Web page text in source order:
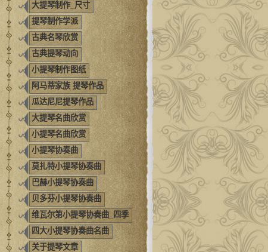
大提琴制作_尺寸
提琴制作学派
古典名琴欣赏
古典提琴动向
小提琴制作图纸
阿马蒂家族 提琴作品
瓜达尼尼提琴作品
大提琴名曲欣赏
小提琴名曲欣赏
小提琴协奏曲
莫扎特小提琴协奏曲
巴赫小提琴协奏曲
贝多芬小提琴协奏曲
维瓦尔第小提琴协奏曲_四季
四大小提琴协奏曲名曲
关于提琴文章